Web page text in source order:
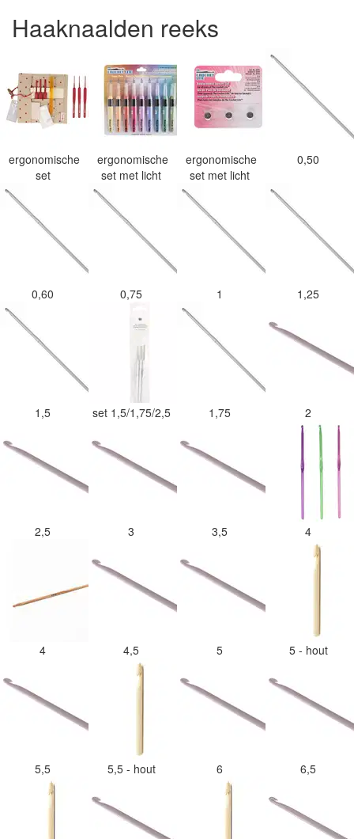
Haaknaalden reeks
ergonomische
set
ergonomische
set met licht
ergonomische
set met licht
0,50
0,60 0,75 1 1,25
1,5 set 1,5/1,75/2,5 1,75 2
2,5 3 3,5 4
4 4,5 5 5 - hout
5,5 5,5 - hout 6 6,5